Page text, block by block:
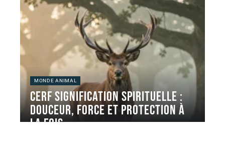
MONDE ANIMAL
Cerf signification spirituelle :
douceur, force et protection à
la fois